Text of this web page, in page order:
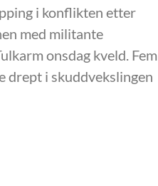
i konflikten etter
med militante
onsdag kveld. Fem
drept i skuddvekslingen